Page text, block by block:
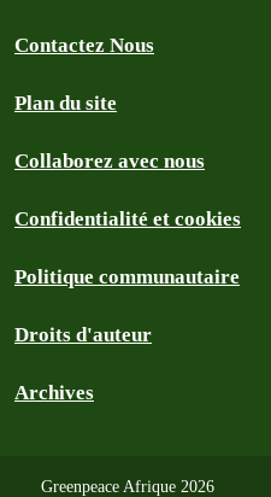
Contactez Nous
Plan du site
Collaborez avec nous
Confidentialité et cookies
Politique communautaire
Droits d'auteur
Archives
Greenpeace Afrique 2026